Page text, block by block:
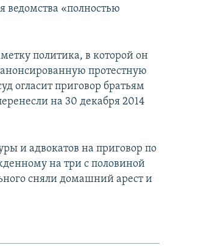
ведомства «полностью
политика, в которой он
протестную
огласит приговор братьям
на 30 декабря 2014
и адвокатов на приговор по
на три с половиной
сняли домашний арест и